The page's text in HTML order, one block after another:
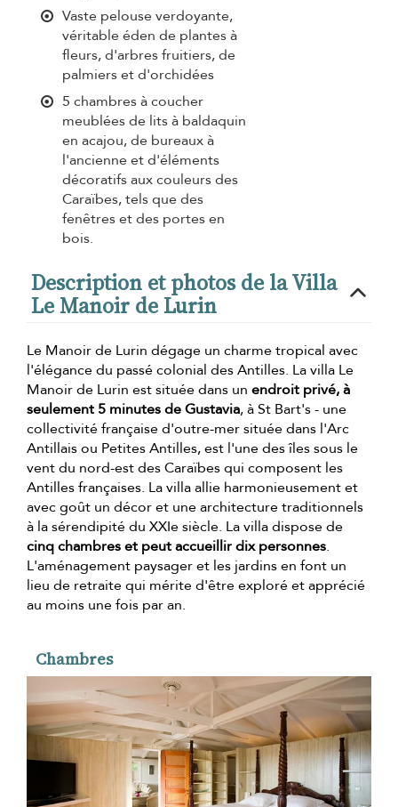
Vaste pelouse verdoyante,
véritable éden de plantes à
fleurs, d'arbres fruitiers, de
palmiers et d'orchidées
5 chambres à coucher
meublées de lits à baldaquin
en acajou, de bureaux à
l'ancienne et d'éléments
décoratifs aux couleurs des
Caraïbes, tels que des
fenêtres et des portes en
bois.
Description et photos de la Villa
Le Manoir de Lurin
Le Manoir de Lurin dégage un charme tropical avec
l'élégance du passé colonial des Antilles. La villa Le
Manoir de Lurin est située dans un endroit privé, à
seulement 5 minutes de Gustavia, à St Bart's - une
collectivité française d'outre-mer située dans l'Arc
Antillais ou Petites Antilles, est l'une des îles sous le
vent du nord-est des Caraïbes qui composent les
Antilles françaises. La villa allie harmonieusement et
avec goût un décor et une architecture traditionnels
à la sérendipité du XXIe siècle. La villa dispose de
cinq chambres et peut accueillir dix personnes.
L'aménagement paysager et les jardins en font un
lieu de retraite qui mérite d'être exploré et apprécié
au moins une fois par an.
Chambres